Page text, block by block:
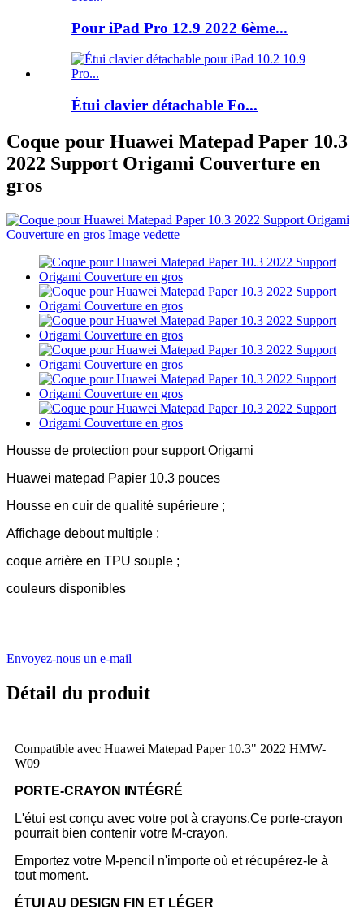
Pour iPad Pro 12.9 2022 6ème...
Étui clavier détachable Fo...
Coque pour Huawei Matepad Paper 10.3
2022 Support Origami Couverture en
gros
Housse de protection pour support Origami
Huawei matepad Papier 10.3 pouces
Housse en cuir de qualité supérieure ;
Affichage debout multiple ;
coque arrière en TPU souple ;
couleurs disponibles
Envoyez-nous un e-mail
Détail du produit
Compatible avec Huawei Matepad Paper 10.3" 2022 HMW-
W09
PORTE-CRAYON INTÉGRÉ
L'étui est conçu avec votre pot à crayons.Ce porte-crayon
pourrait bien contenir votre M-crayon.
Emportez votre M-pencil n'importe où et récupérez-le à
tout moment.
ÉTUI AU DESIGN FIN ET LÉGER